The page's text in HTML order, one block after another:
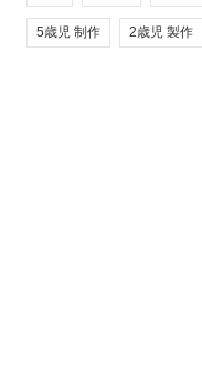
5歳児 制作 2歳児 製作